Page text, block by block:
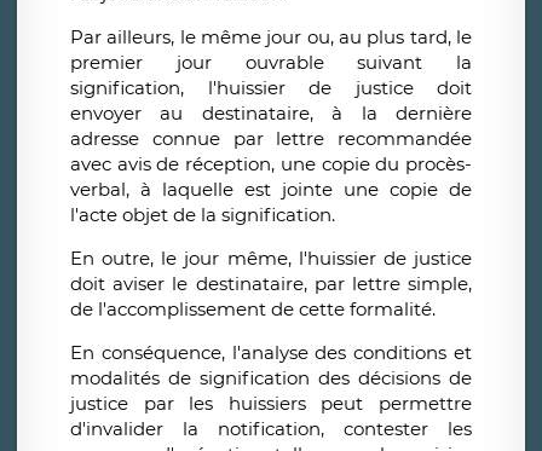
Par ailleurs, le même jour ou, au plus tard, le
premier jour ouvrable suivant la
signification, l'huissier de justice doit
envoyer au destinataire, à la dernière
adresse connue par lettre recommandée
avec avis de réception, une copie du procès-
verbal, à laquelle est jointe une copie de
l'acte objet de la signification.
En outre, le jour même, l'huissier de justice
doit aviser le destinataire, par lettre simple,
de l'accomplissement de cette formalité.
En conséquence, l'analyse des conditions et
modalités de signification des décisions de
justice par les huissiers peut permettre
d'invalider la notification, contester les